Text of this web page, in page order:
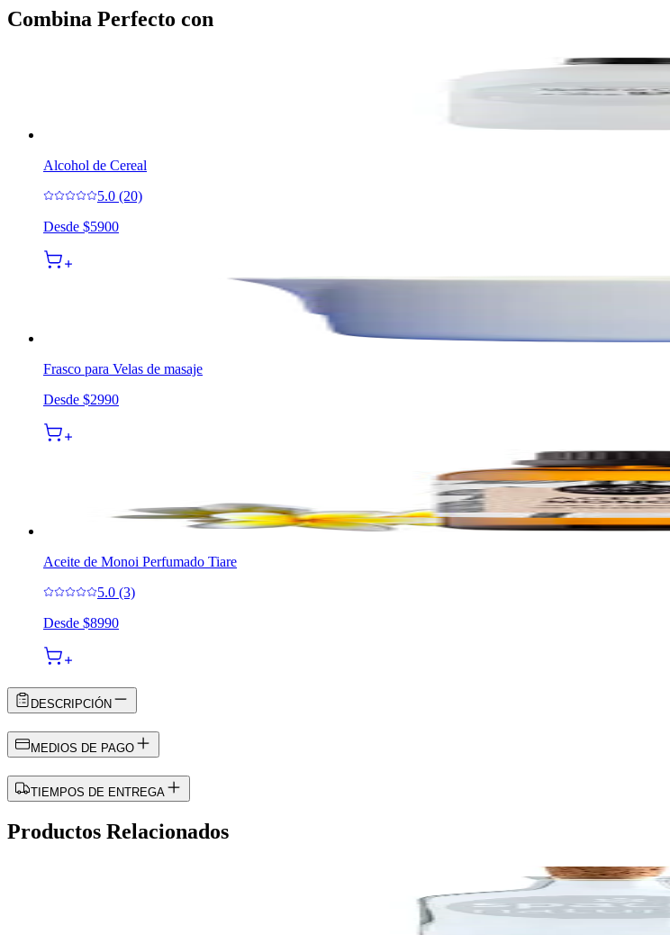
Combina Perfecto con
Alcohol de Cereal
5.0 (20)
Desde $5900
Frasco para Velas de masaje
Desde $2990
Aceite de Monoi Perfumado Tiare
5.0 (3)
Desde $8990
DESCRIPCIÓN
MEDIOS DE PAGO
TIEMPOS DE ENTREGA
Productos Relacionados